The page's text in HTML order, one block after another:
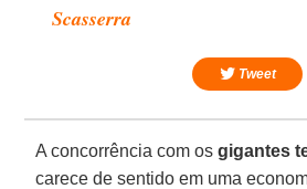
Scasserra
Tweet
A concorrência com osgigantes
carece de sentido em uma